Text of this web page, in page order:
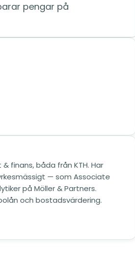
pengar på
finans, båda från KTH. Har
— som Associate
på Möller & Partners.
och bostadsvärdering.
i ny flik)